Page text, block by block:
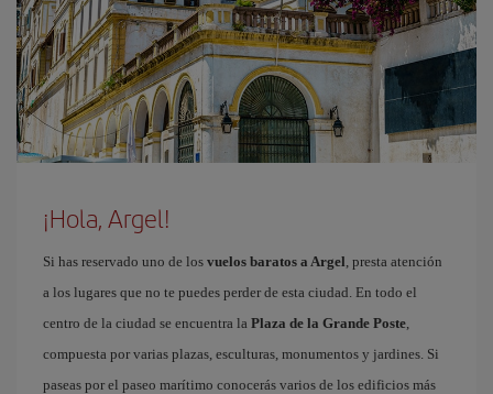
¡Hola, Argel!
Si has reservado uno de los vuelos baratos a Argel, presta atención
a los lugares que no te puedes perder de esta ciudad. En todo el
centro de la ciudad se encuentra la Plaza de la Grande Poste,
compuesta por varias plazas, esculturas, monumentos y jardines. Si
paseas por el paseo marítimo conocerás varios de los edificios más